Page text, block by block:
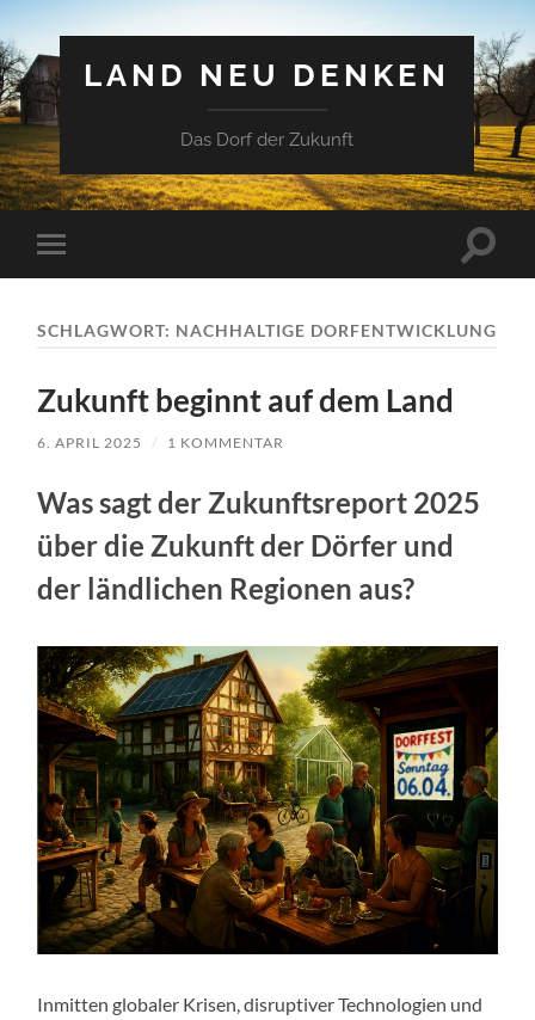
LAND NEU DENKEN
Das Dorf der Zukunft
Mobile-
Menü
SCHLAGWORT: NACHHALTIGE DORFENTWICKLUNG
Zukunft beginnt auf dem Land
6. APRIL 2025 / 1 KOMMENTAR
Was sagt der Zukunftsreport 2025
über die Zukunft der Dörfer und
der ländlichen Regionen aus?
Inmitten globaler Krisen, disruptiver Technologien und